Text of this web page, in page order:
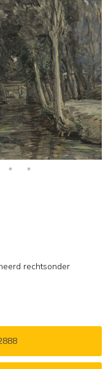
rechtsonder